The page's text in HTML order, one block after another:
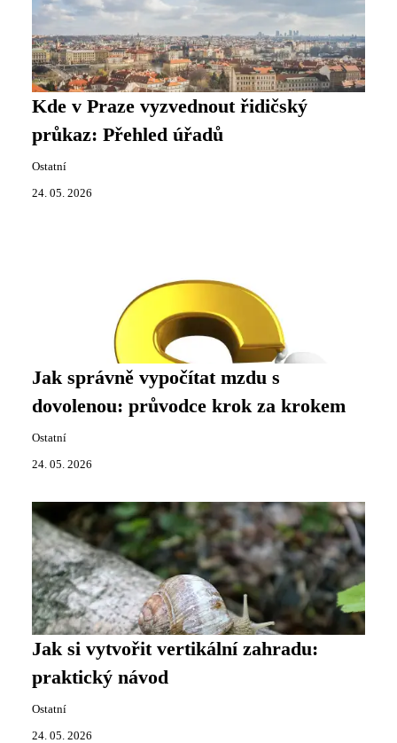
Kde v Praze vyzvednout řidičský
průkaz: Přehled úřadů
Ostatní
24. 05. 2026
Jak správně vypočítat mzdu s
dovolenou: průvodce krok za krokem
Ostatní
24. 05. 2026
Jak si vytvořit vertikální zahradu:
praktický návod
Ostatní
24. 05. 2026